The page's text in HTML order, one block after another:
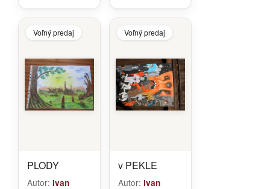
Voľný predaj
PLODY
Autor: Ivan
Voľný predaj
v PEKLE
Autor: Ivan